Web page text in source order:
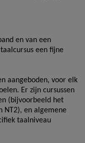
en van een
een fijne
aangeboden, voor elk
Er zijn cursussen
(bijvoorbeeld het
NT2), en algemene
taalniveau